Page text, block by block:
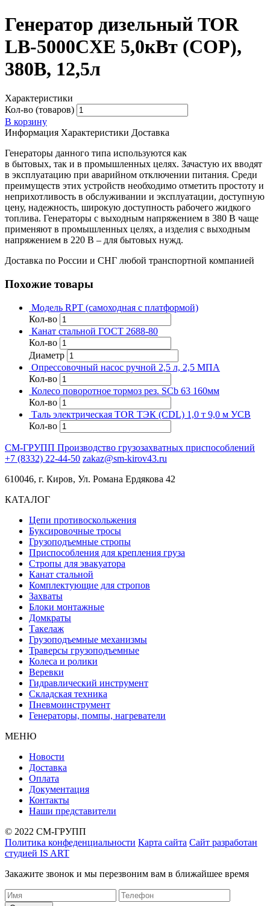
Генератор дизельный TOR
LB-5000CXE 5,0кВт (COP),
380В, 12,5л
Характеристики
Кол-во (товаров)
В корзину
Информация Характеристики Доставка
Генераторы данного типа используются как
в бытовых, так и в промышленных целях. Зачастую их вводят
в эксплуатацию при аварийном отключении питания. Среди
преимуществ этих устройств необходимо отметить простоту и
неприхотливость в обслуживании и эксплуатации, доступную
цену, надежность, широкую доступность рабочего жидкого
топлива. Генераторы с выходным напряжением в 380 В чаще
применяют в промышленных целях, а изделия с выходным
напряжением в 220 В – для бытовых нужд.
Доставка по России и СНГ любой транспортной компанией
Похожие товары
Модель RPT (самоходная с платформой)
Кол-во
Канат стальной ГОСТ 2688-80
Кол-во
Диаметр
Опрессовочный насос ручной 2,5 л, 2,5 МПА
Кол-во
Колесо поворотное тормоз рез. SCb 63 160мм
Кол-во
Таль электрическая TOR ТЭК (CDL) 1,0 т 9,0 м УСВ
Кол-во
СМ-ГРУПП Производство грузозахватных приспособлений
+7 (8332) 22-44-50 zakaz@sm-kirov43.ru
610046, г. Киров, Ул. Романа Ердякова 42
КАТАЛОГ
Цепи противоскольжения
Буксировочные тросы
Грузоподъемные стропы
Приспособления для крепления груза
Стропы для эвакуатора
Канат стальной
Комплектующие для стропов
Захваты
Блоки монтажные
Домкраты
Такелаж
Грузоподъемные механизмы
Траверсы грузоподъемные
Колеса и ролики
Веревки
Гидравлический инструмент
Складская техника
Пневмоинструмент
Генераторы, помпы, нагреватели
МЕНЮ
Новости
Доставка
Оплата
Документация
Контакты
Наши представители
© 2022 СМ-ГРУПП
Политика конфеденциальности Карта сайта Сайт разработан
студией IS ART
Закажите звонок и мы перезвоним вам в ближайшее время